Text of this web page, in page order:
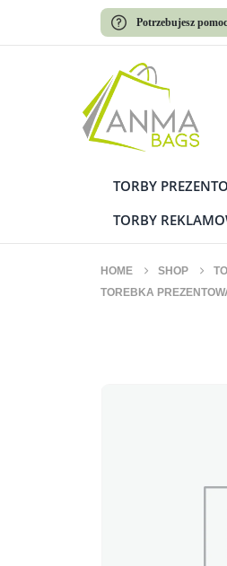
Potrzebujesz
TORBY
TORBY
HOME SHOP
TOREBKA